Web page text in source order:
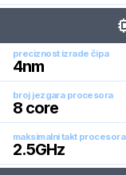
preciznost izrade čipa
4nm
broj jezgara procesora
8 core
maksimalni takt procesora
2.5GHz